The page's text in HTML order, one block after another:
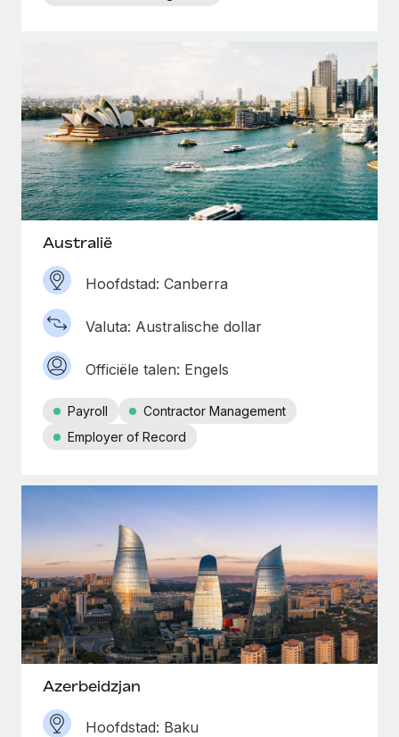
Australië
Hoofdstad: Canberra
Valuta: Australische dollar
Officiële talen: Engels
Payroll
Contractor Management
Employer of Record
Azerbeidzjan
Hoofdstad: Baku